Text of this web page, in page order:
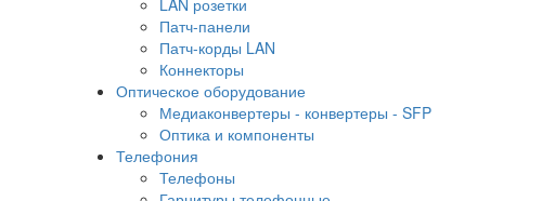
LAN розетки
Патч-панели
Патч-корды LAN
Коннекторы
Оптическое оборудование
Медиаконвертеры - конвертеры - SFP
Оптика и компоненты
Телефония
Телефоны